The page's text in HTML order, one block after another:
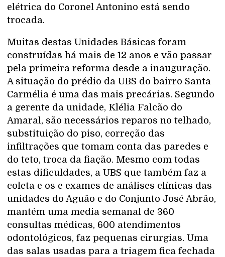
elétrica do Coronel Antonino está sendo
trocada.
Muitas destas Unidades Básicas foram
construídas há mais de 12 anos e vão passar
pela primeira reforma desde a inauguração.
A situação do prédio da UBS do bairro Santa
Carmélia é uma das mais precárias. Segundo
a gerente da unidade, Klélia Falcão do
Amaral, são necessários reparos no telhado,
substituição do piso, correção das
infiltrações que tomam conta das paredes e
do teto, troca da fiação. Mesmo com todas
estas dificuldades, a UBS que também faz a
coleta e os e exames de análises clínicas das
unidades do Aguão e do Conjunto José Abrão,
mantém uma media semanal de 360
consultas médicas, 600 atendimentos
odontológicos, faz pequenas cirurgias. Uma
das salas usadas para a triagem fica fechada